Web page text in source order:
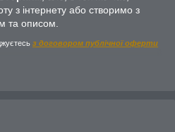
з інтернету або створимо з
та описом.
з договором публічної оферти